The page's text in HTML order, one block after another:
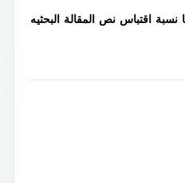
نسبة اقتباس نص المقالة البحثيه